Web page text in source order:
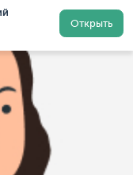
Открыть
в Москве